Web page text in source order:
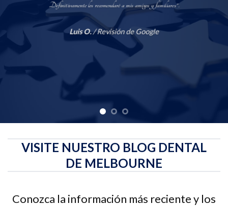
Definitivamente los recomendaré a mis amigos y familiares".
Luis O./Revisión de Google
VISITE NUESTRO BLOG DENTAL
DE MELBOURNE
Conozca la información más reciente y los